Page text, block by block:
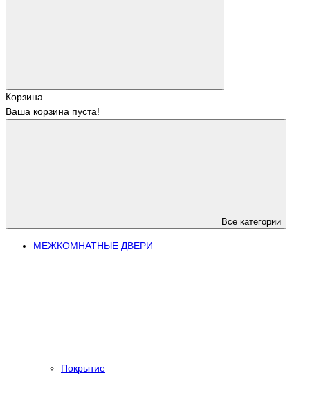
Корзина
Ваша корзина пуста!
Все категории
МЕЖКОМНАТНЫЕ ДВЕРИ
Покрытие